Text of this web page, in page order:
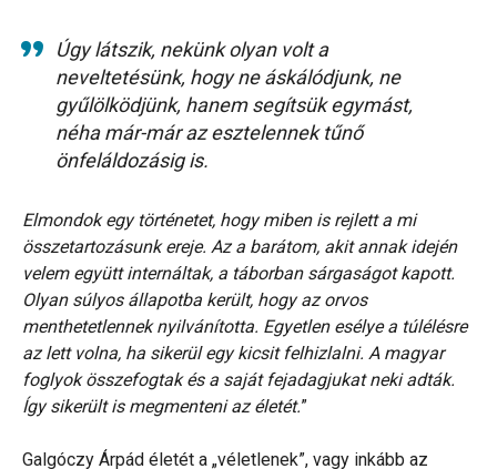
Úgy látszik, nekünk olyan volt a
neveltetésünk, hogy ne áskálódjunk, ne
gyűlölködjünk, hanem segítsük egymást,
néha már-már az esztelennek tűnő
önfeláldozásig is.
Elmondok egy történetet, hogy miben is rejlett a mi
összetartozásunk ereje. Az a barátom, akit annak idején
velem együtt internáltak, a táborban sárgaságot kapott.
Olyan súlyos állapotba került, hogy az orvos
menthetetlennek nyilvánította. Egyetlen esélye a túlélésre
az lett volna, ha sikerül egy kicsit felhizlalni. A magyar
foglyok összefogtak és a saját fejadagjukat neki adták.
Így sikerült is megmenteni az életét.”
Galgóczy Árpád életét a „véletlenek”, vagy inkább az